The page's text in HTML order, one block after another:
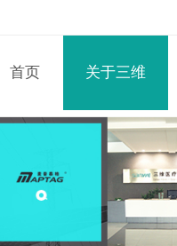
首页 关于三维